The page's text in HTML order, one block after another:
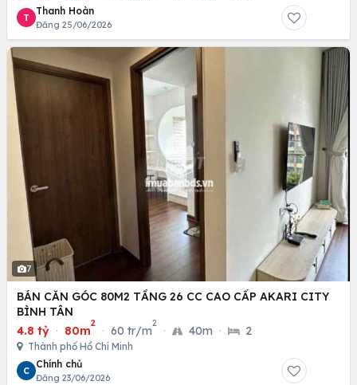
T
Thanh Hoàn
Đăng 25/06/2026
7
BÁN CĂN GÓC 80M2 TẦNG 26 CC CAO CẤP AKARI CITY
BÌNH TÂN
4.8 tỷ · 80m
2
· 60 tr/m
2
· 40m · 2
Thành phố Hồ Chí Minh
C
Chính chủ
Đăng 23/06/2026